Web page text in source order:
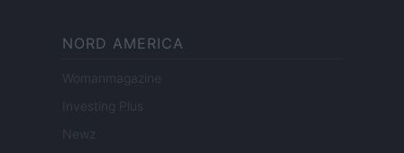
NORD AMERICA
Womanmagazine
Investing Plus
Newz